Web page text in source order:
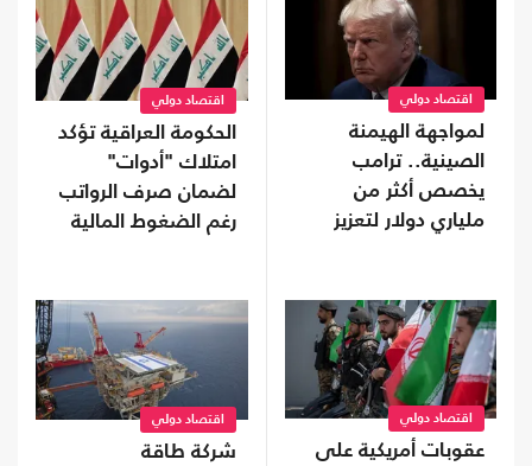
اقتصاد دولي
لمواجهة الهيمنة
الصينية.. ترامب
يخصص أكثر من
ملياري دولار لتعزيز
اقتصاد دولي
الحكومة العراقية تؤكد
امتلاك "أدوات"
لضمان صرف الرواتب
رغم الضغوط المالية
اقتصاد دولي
عقوبات أمريكية على
اقتصاد دولي
شركة طاقة